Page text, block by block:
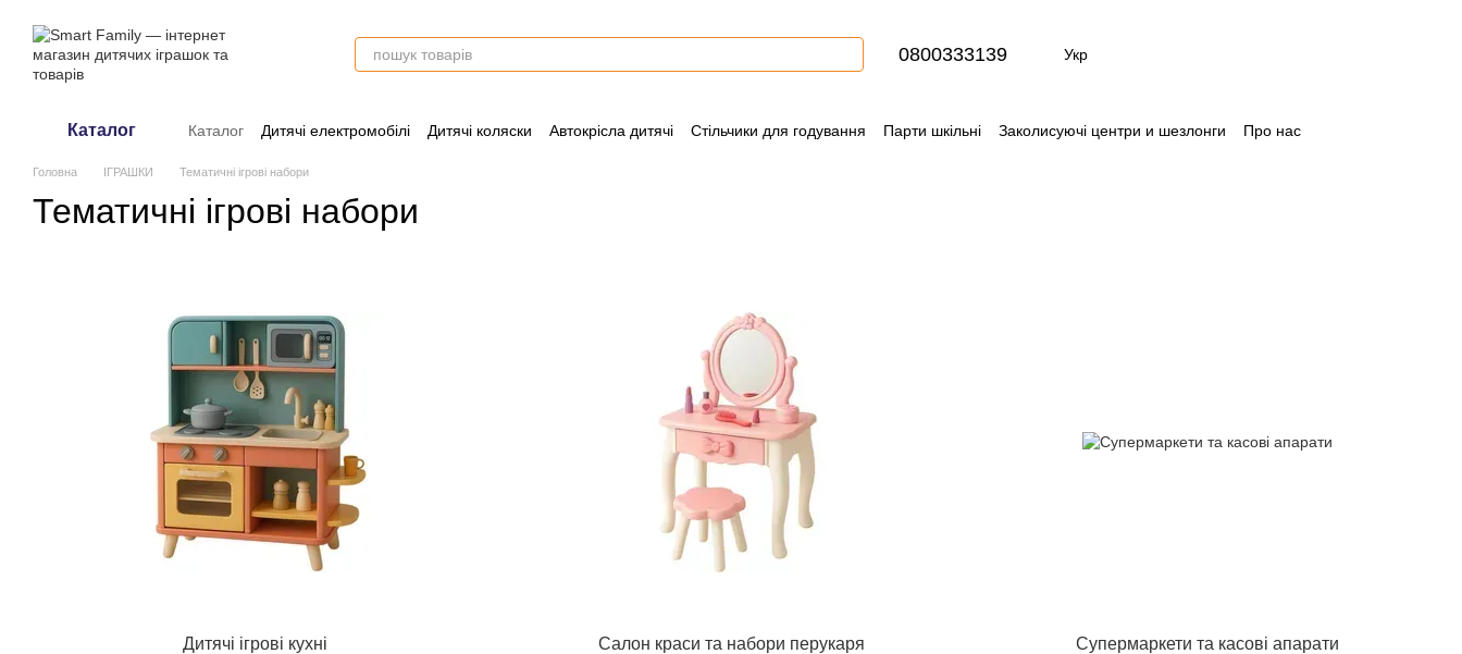
0800333139 Укр
Каталог Каталог Дитячі електромобілі Дитячі коляски Автокрісла дитячі Стільчики для годування Парти шкільні Заколисуючі центри и шезлонги
Про нас
Головна ІГРАШКИ Тематичні ігрові набори
Тематичні ігрові набори
Дитячі ігрові кухні Салон краси та набори перукаря Супермаркети та касові апарати